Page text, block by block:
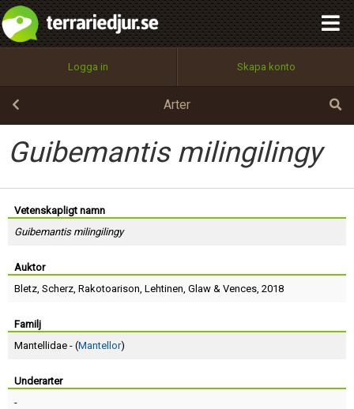
Logga in Skapa konto
Arter
Guibemantis milingilingy
Vetenskapligt namn
Guibemantis milingilingy
Auktor
Bletz, Scherz, Rakotoarison, Lehtinen, Glaw & Vences, 2018
Familj
Mantellidae - (Mantellor)
Underarter
-
Utför
100%
OK
integritetspolicy
Namn:
Epost:
Lösenord:
Terms of Service
Begär nytt lösenord
Tillbaka till förstasidan